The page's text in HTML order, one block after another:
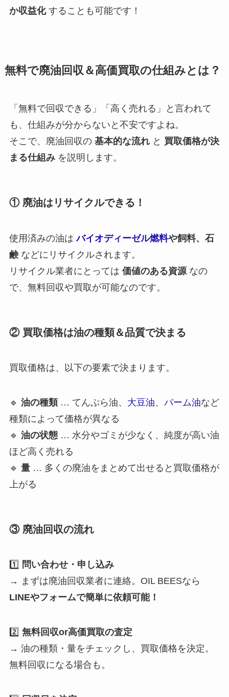
か収益化することも可能です！
無料で廃油回収＆高価買取の仕組みとは？
「無料で回収できる」「高く売れる」と言われて
も、仕組みが分からないと不安ですよね。
そこで、廃油回収の 基本的な流れと 買取価格が決
まる仕組みを説明します。
① 廃油はリサイクルできる！
使用済みの油はバイオディーゼル燃料や飼料、石
鹸などにリサイクルされます。
リサイクル業者にとっては 価値のある資源なの
で、無料回収や買取が可能なのです。
② 買取価格は油の種類＆品質で決まる
買取価格は、以下の要素で決まります。
🔹 油の種類… てんぷら油、 大豆油、 パーム油など
種類によって価格が異なる
🔹 油の状態… 水分やゴミが少なく、純度が高い油
ほど高く売れる
🔹 量… 多くの廃油をまとめて出せると買取価格が
上がる
③ 廃油回収の流れ
1️⃣ 問い合わせ・申し込み
→ まずは廃油回収業者に連絡。OIL BEESなら
LINEやフォームで簡単に依頼可能！
2️⃣ 無料回収or高価買取の査定
→ 油の種類・量をチェックし、買取価格を決定。
無料回収になる場合も。